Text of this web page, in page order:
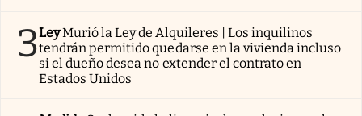
3LeyMurió la Ley de Alquileres | Los inquilinos
tendrán permitido quedarse en la vivienda incluso
si el dueño desea no extender el contrato en
Estados Unidos